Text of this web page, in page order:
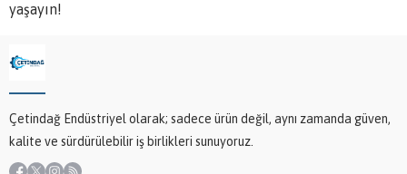
yaşayın!
Çetindağ Endüstriyel olarak; sadece ürün değil, aynı zamanda güven,
kalite ve sürdürülebilir iş birlikleri sunuyoruz.